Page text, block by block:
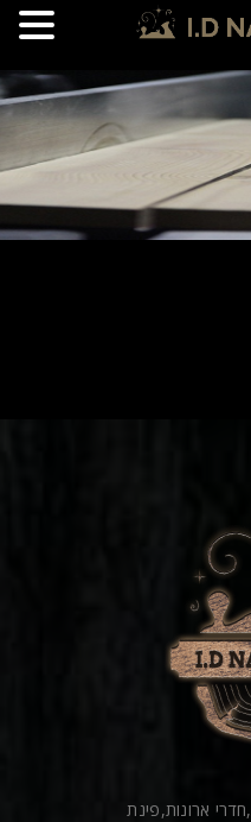
ארונות,פינת